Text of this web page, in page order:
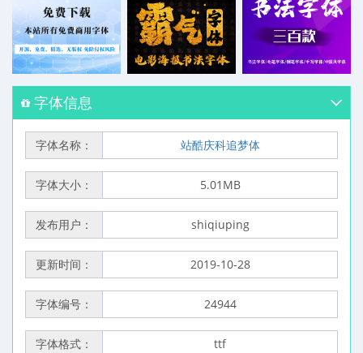
字体信息
字体名称： 站酷庆科追梦体
字体大小： 5.01MB
发布用户： shiqiuping
更新时间： 2019-10-28
字体编号： 24944
字体格式： ttf